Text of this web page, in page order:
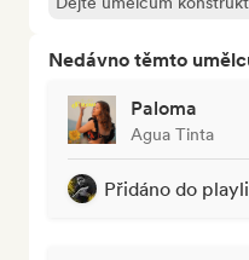
Nedávno těmto
Paloma
Agua Tinta
Přidáno do